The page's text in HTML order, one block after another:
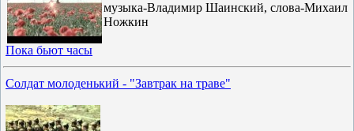
музыка-Владимир Шаинский, слова-Михаил
Ножкин
Пока бьют часы
Солдат молоденький - "Завтрак на траве"